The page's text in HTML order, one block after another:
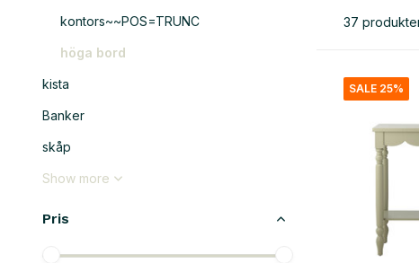
kontors~~POS=TRUNC
höga bord
kista
Banker
skåp
Show more
Pris
37
SALE 25%